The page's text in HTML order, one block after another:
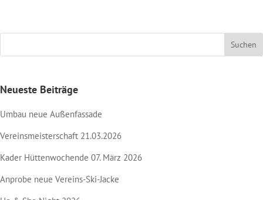
Neueste Beiträge
Umbau neue Außenfassade
Vereinsmeisterschaft 21.03.2026
Kader Hüttenwochende 07. März 2026
Anprobe neue Vereins-Ski-Jacke